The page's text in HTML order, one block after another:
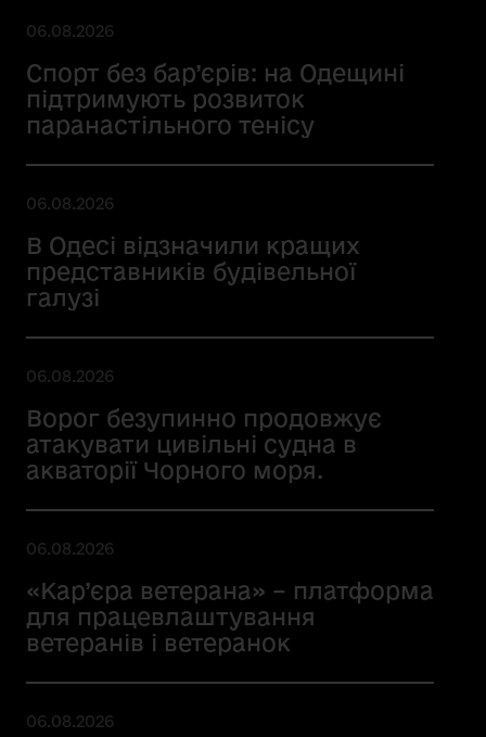
06.08.2026
Спорт без бар’єрів: на Одещині
підтримують розвиток
паранастільного тенісу
06.08.2026
В Одесі відзначили кращих
представників будівельної
галузі
06.08.2026
Ворог безупинно продовжує
атакувати цивільні судна в
акваторії Чорного моря.
06.08.2026
«Кар’єра ветерана» – платформа
для працевлаштування
ветеранів і ветеранок
06.08.2026